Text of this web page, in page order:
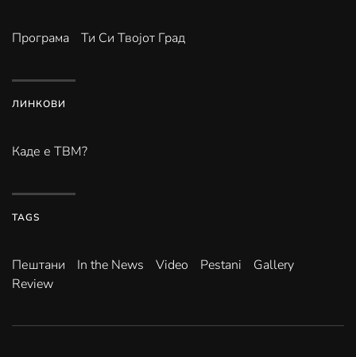
Програма Ти Си Твојот Град
ЛИНКОВИ
Каде е ТВМ?
TAGS
Пештани In the News Video Pestani
Gallery
Review